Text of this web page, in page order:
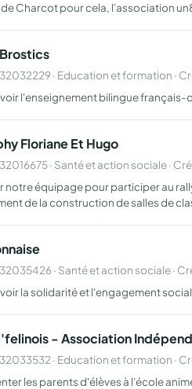
Charcot pour cela, l'association
· Education et formation ·
l'enseignement bilingue français-
Floriane Et Hugo
· Santé et action sociale ·
notre équipage pour participer au
de la construction de salles de
· Santé et action sociale ·
la solidarité et l'engagement
- Association
· Education et formation ·
les parents d'élèves à l'école